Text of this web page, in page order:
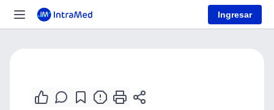
Ingresar